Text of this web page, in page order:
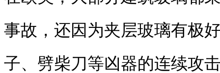
事故，还因为夹层玻璃有极
子、劈柴刀等凶器的连续攻